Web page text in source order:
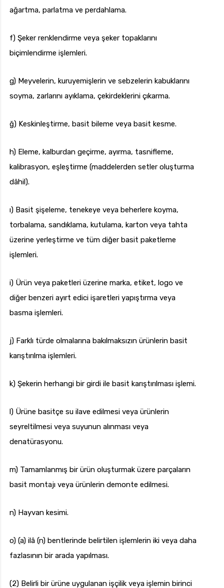
ağartma, parlatma ve perdahlama.
f) Şeker renklendirme veya şeker topaklarını
biçimlendirme işlemleri.
g) Meyvelerin, kuruyemişlerin ve sebzelerin kabuklarını
soyma, zarlarını ayıklama, çekirdeklerini çıkarma.
ğ) Keskinleştirme, basit bileme veya basit kesme.
h) Eleme, kalburdan geçirme, ayırma, tasnifleme,
kalibrasyon, eşleştirme (maddelerden setler oluşturma
dâhil).
ı) Basit şişeleme, tenekeye veya beherlere koyma,
torbalama, sandıklama, kutulama, karton veya tahta
üzerine yerleştirme ve tüm diğer basit paketleme
işlemleri.
i) Ürün veya paketleri üzerine marka, etiket, logo ve
diğer benzeri ayırt edici işaretleri yapıştırma veya
basma işlemleri.
j) Farklı türde olmalarına bakılmaksızın ürünlerin basit
karıştırılma işlemleri.
k) Şekerin herhangi bir girdi ile basit karıştırılması işlemi.
l) Ürüne basitçe su ilave edilmesi veya ürünlerin
seyreltilmesi veya suyunun alınması veya
denatürasyonu.
m) Tamamlanmış bir ürün oluşturmak üzere parçaların
basit montajı veya ürünlerin demonte edilmesi.
n) Hayvan kesimi.
o) (a) ilâ (n) bentlerinde belirtilen işlemlerin iki veya daha
fazlasının bir arada yapılması.
(2) Belirli bir ürüne uygulanan işçilik veya işlemin birinci